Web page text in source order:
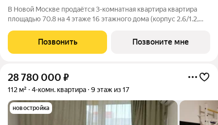
В Новой Москве продаётся 3-комнатная квартира квартира
площадью 70.8 на 4 этаже 16 этажного дома (корпус 2.6/1.2,
расположение 18 минут пешком до станции метро «Потапово»
и 12 минут на машине до
Позвонить Позвоните мне
28 780 000 ₽
112 м² 4-комн. квартира 9 этаж из 17
новостройка